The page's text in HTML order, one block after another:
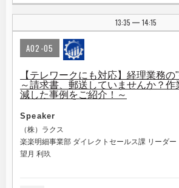
13:35 | 14:15
A02-05
【テレワークにも対応】経理業務
～請求書、郵送していませんか？作
減した事例をご紹介！～
Speaker
（株）ラクス
楽楽明細事業部 ダイレクトセールス課 リーダー
望月 利玖